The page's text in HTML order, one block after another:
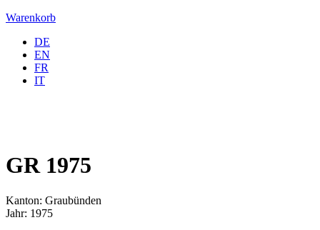
Warenkorb
DE
EN
FR
IT
GR 1975
Kanton: Graubünden
Jahr: 1975